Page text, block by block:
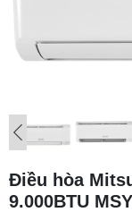
Điều hòa
9.000BTU